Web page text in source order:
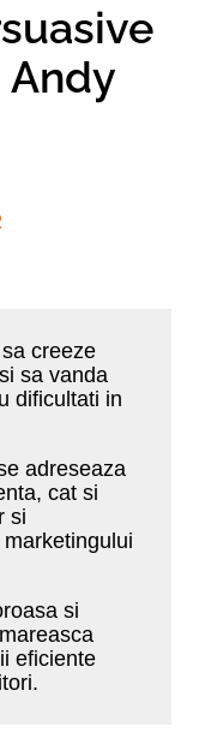
Andy
creeze
sa vanda
dificultati in
adreseaza
cat si
si
si
eficiente